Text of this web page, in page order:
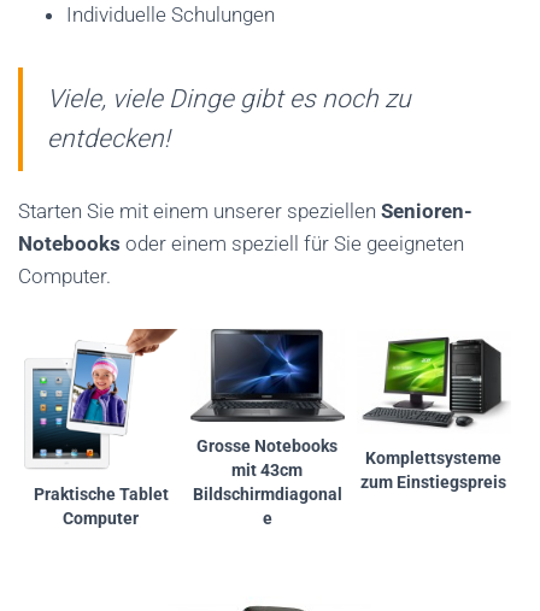
Individuelle Schulungen
Viele, viele Dinge gibt es noch zu
entdecken!
Starten Sie mit einem unserer speziellen Senioren-
Notebooks oder einem speziell für Sie geeigneten
Computer.
Praktische Tablet
Computer
Grosse Notebooks
mit 43cm
Bildschirmdiagonal
e
Komplettsysteme
zum Einstiegspreis